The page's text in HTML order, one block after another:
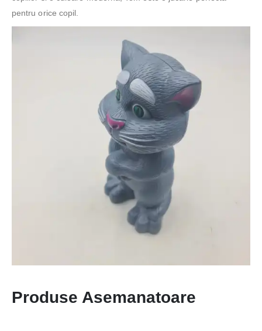
pentru orice copil.
Produse Asemanatoare